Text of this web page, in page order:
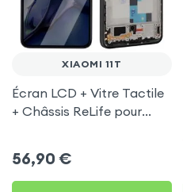
XIAOMI 11T
Écran LCD + Vitre Tactile
+ Châssis ReLife pour
56,90 €